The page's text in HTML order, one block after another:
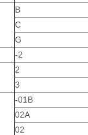
B
C
G
-2
2
3
-01B
02A
02